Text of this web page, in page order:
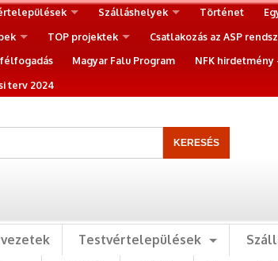
Szálláshelyek Történet
TOP projektek Csatlakozás az ASP
Magyar Falu Program NFK
terv 2024
Testvértelepülések